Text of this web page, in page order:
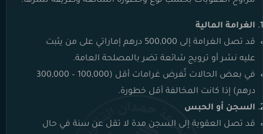
الغرامة المالية
قد تصل الغرامة إلى 500,000 درهم إماراتي على من يثبت
عليه نشر أو ترويج شائعة تضر بالمصلحة العامة.
في بعض الحالات تُفرض غرامات أقل (100,000 – 300,000
درهم) إذا كانت المخالفة أقل خطورة.
السجن أو الحبس
قد تصل العقوبة إلى السجن مدة لا تقل عن سنة في حال